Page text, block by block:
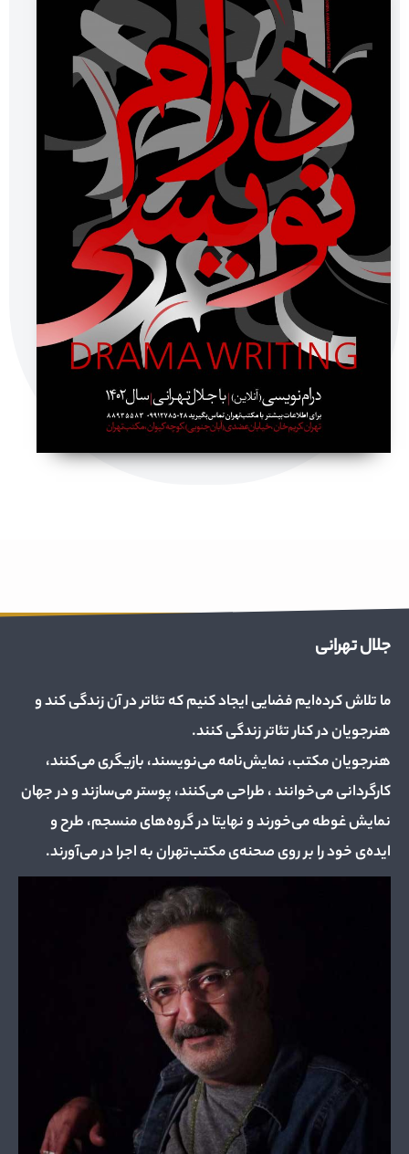
جلال تهرانی
ما تلاش کرده‌ایم فضایی ایجاد کنیم که تئاتر در آن زندگی کند و
هنرجویان در کنار تئاتر زندگی کنند.
هنرجویان مکتب، نمایش‌نامه می‌نویسند، بازیگری می‌کنند،
کارگردانی می‌خوانند ، طراحی می‌کنند، پوستر می‌سازند و در جهان
نمایش غوطه می‌خورند و نهایتا در گروه‌های منسجم، طرح و
ایده‌ی خود را بر روی صحنه‌ی مکتب‌تهران به اجرا در می‌آورند.